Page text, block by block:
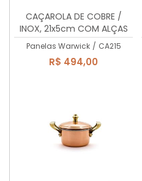
CAÇAROLA DE COBRE /
INOX, 21x5cm COM ALÇAS
DE LATÃO MACIÇO, 1,73 Lts
Panelas Warwick / CA215
R$ 494,00